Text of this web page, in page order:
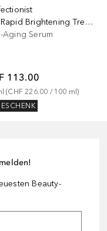
Pro Rapid Brightening Treatment
Aging Serum
113.00
(CHF 226.00 / 100 ml)
Beauty-